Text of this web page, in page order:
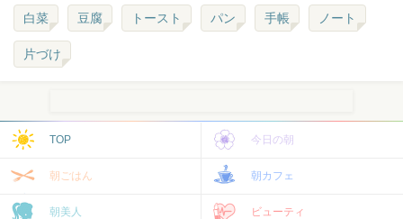
白菜 豆腐 トースト パン 手帳 ノート
片づけ
TOP 今日の朝
朝ごはん 朝カフェ
朝美人 ビューティ